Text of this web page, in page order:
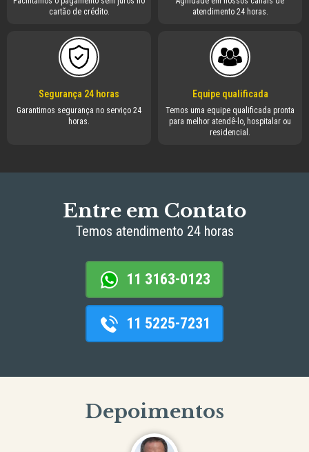
cartão de crédito.
atendimento 24 horas.
Segurança 24 horas
Garantimos segurança no serviço 24
horas.
Equipe qualificada
Temos uma equipe qualificada pronta
para melhor atendê-lo, hospitalar ou
residencial.
Entre em Contato
Temos atendimento 24 horas
11 3163-0123
11 5225-7231
Depoimentos